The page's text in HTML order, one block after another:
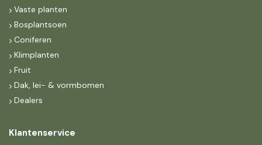
Vaste planten
Bosplantsoen
Coniferen
Klimplanten
Fruit
Dak, lei- & vormbomen
Dealers
Klantenservice